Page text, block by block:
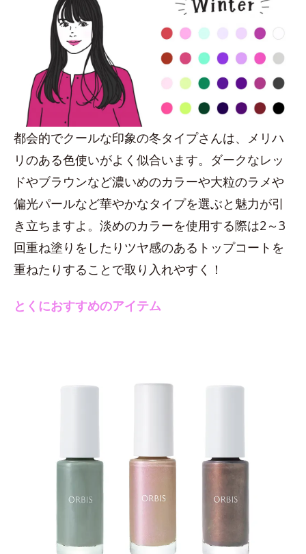
都会的でクールな印象の冬タイプさんは、メリハ
リのある色使いがよく似合います。ダークなレッ
ドやブラウンなど濃いめのカラーや大粒のラメや
偏光パールなど華やかなタイプを選ぶと魅力が引
き立ちますよ。淡めのカラーを使用する際は2～3
回重ね塗りをしたりツヤ感のあるトップコートを
重ねたりすることで取り入れやすく！
とくにおすすめのアイテム